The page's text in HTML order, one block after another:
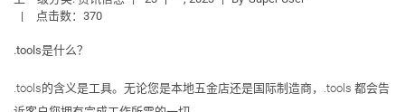
点击数：370
.tools是什么？
.tools的含义是工具。无论您是本地五金店还是国际制造商，.tools 都会告